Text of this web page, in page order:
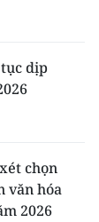
dịp
chọn
văn hóa
2026